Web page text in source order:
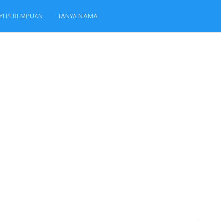
PEREMPUAN TANYA NAMA